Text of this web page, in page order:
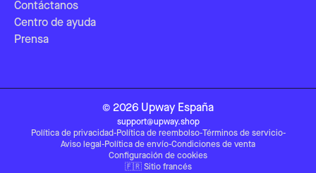
Contáctanos
Centro de ayuda
Prensa
© 2026 Upway España
support@upway.shop
Política de privacidad-Política de reembolso-Términos de servicio-
Aviso legal -Política de envío-Condiciones de venta
Configuración de cookies
🇫🇷 Sitio francés